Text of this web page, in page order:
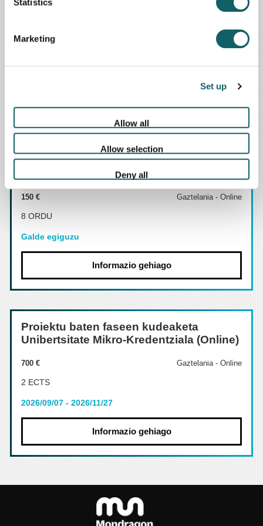
Marketing
Set up
Allow all
Allow selection
Deny all
Proiektuen Kudeaketan Aditu Diploma
Gaztelania - Aurrez aurrekoa
Work Breakdown Structure (WBS)
garatzeko gakoak Ikastaroa (Online)
150 € Gaztelania - Online
8 ORDU
Galde egiguzu
Informazio gehiago
Proiektu baten faseen kudeaketa
Unibertsitate Mikro-Kredentziala (Online)
700 € Gaztelania - Online
2 ECTS
2026/09/07 - 2026/11/27
Informazio gehiago